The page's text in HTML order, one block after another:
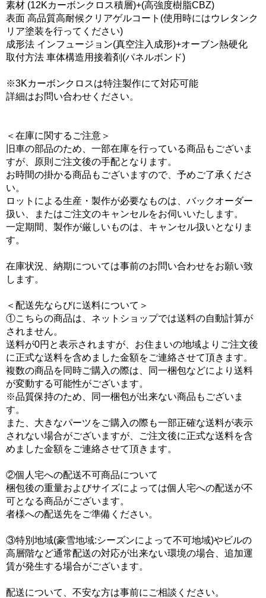
素材 (12Kカーボンクロス積層)+(高強度樹脂CBZ)
表面 高品質高耐候クリアゲルコート(使用時にはウレタンク
リア塗装を行ってください)
成形法 インフュージョン(真空注入成形)+オーブン熱硬化
取付方法 車体構造用接着剤(パネルボンド)
※3Kカーボンクロスは特注製作にて対応可能
詳細はお問い合わせください。
＜在庫に関するご注意＞
旧車の部品のため、一部在庫を行っている商品もございま
すが、原則ご注文後の手配となります。
お時間の掛かる商品もございますので、予めご了承くださ
い。
ロットによる生産・製作が必要なものは、バックオーダー
扱い、またはご注文のキャンセルをお伺いいたします。
一定期間、製作が厳しいものは、キャンセル扱いとなりま
す。
在庫状況、納期については事前のお問い合わせをお願い致
します。
＜配送先ならびに送料について＞
①こちらの商品は、ネットショップでは送料の自動計算が
されません。
送料が0円と表示されますが、お住まいの地域よりご注文後
に正式な送料を含めました金額をご連絡させて頂きます。
複数の商品を同時ご購入の際は、同一梱包などにより送料
が変動する可能性がございます。
※品質保持のため、同一梱包が出来ない商品もございま
す。
また、大きなパーツをご購入の際も一部正確な送料が表示
されない場合がございますが、ご注文後に正式な送料を含
めました金額をご連絡させて頂きます。
②個人宅への配送不可商品について
梱包後の重量およびサイズによっては個人宅への配送が不
可となる商品がございます。
者様への配送先をご準備ください。
③特別地域(豪雪地域:シーズンによって不可地域)やビルの
高層階など通常配送の対応が出来ない環境の場合、追加運
賃が発生する場合がございます。
配送について、不安な方は事前にご相談ください。